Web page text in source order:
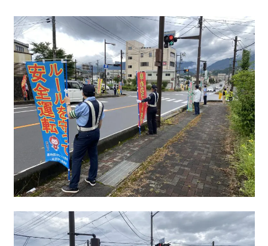
かなえの人特集
鼎地区の魅力